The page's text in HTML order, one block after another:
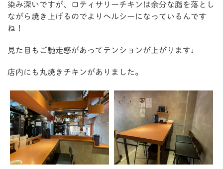
染み深いですが、ロティサリーチキンは余分な脂を落とし
ながら焼き上げるのでよりヘルシーになっているんです
ね！
見た目もご馳走感があってテンションが上がります♩
店内にも丸焼きチキンがありました。